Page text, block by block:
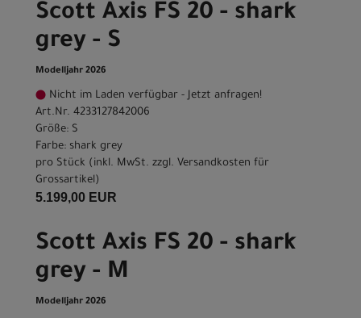
Scott Axis FS 20 - shark
grey - S
Modelljahr 2026
Nicht im Laden verfügbar - Jetzt anfragen!
Art.Nr. 4233127842006
Größe: S
Farbe: shark grey
pro Stück (inkl. MwSt. zzgl. Versandkosten für
Grossartikel)
5.199,00 EUR
Scott Axis FS 20 - shark
grey - M
Modelljahr 2026